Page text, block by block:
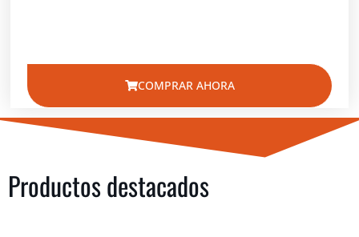
COMPRAR AHORA
Productos destacados